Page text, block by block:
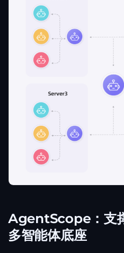
AgentScope：支
多智能体底座